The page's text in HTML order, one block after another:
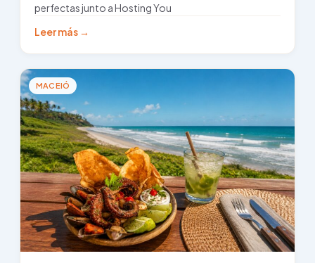
perfectas junto a Hosting You
Leer más →
MACEIÓ